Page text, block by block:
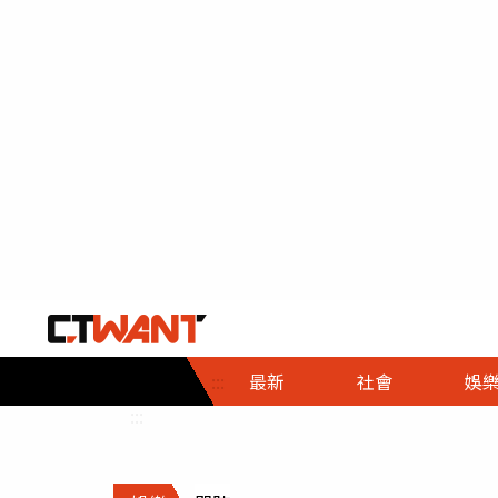
::: 最新 社會
社會首頁
時事
調查
娛樂
娛樂首頁
即時
財經首頁
熱線
政